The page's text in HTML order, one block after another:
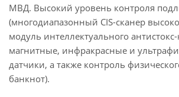
МВД. Высокий уровень контроля
(многодиапазонный CIS-сканер
модуль интеллектуального
магнитные, инфракрасные и
датчики, а также контроль
банкнот).